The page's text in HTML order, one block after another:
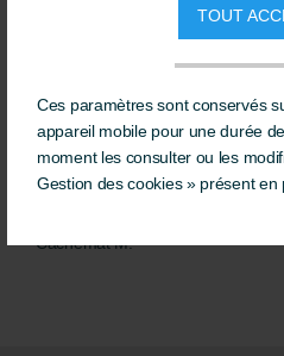
TOUT
Ces paramètres sont conservés
appareil mobile pour une durée
moment les consulter ou les
Gestion des cookies » présent en
grand sens de la pédagogie afin
disposition. Elles ont su
latentes des participants et nous
manière optimales dans notre
congruence, empathie et une
Du coup, notre motivation s'en
Cachemat M.